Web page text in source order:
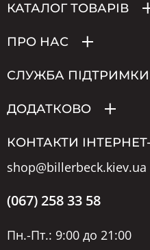
КАТАЛОГ ТОВАРІВ
ПРО НАС
СЛУЖБА ПІДТРИМКИ
ДОДАТКОВО
КОНТАКТИ
shop@billerbeck.kiev.ua
(067) 258 33 58
Пн.-Пт.: 9:00 до 21:00